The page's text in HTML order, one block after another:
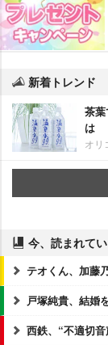
新着トレンド
茶
は
オリ
今、読まれて
テオくん、加藤
戸塚純貴、結婚
西鉄、“不適切